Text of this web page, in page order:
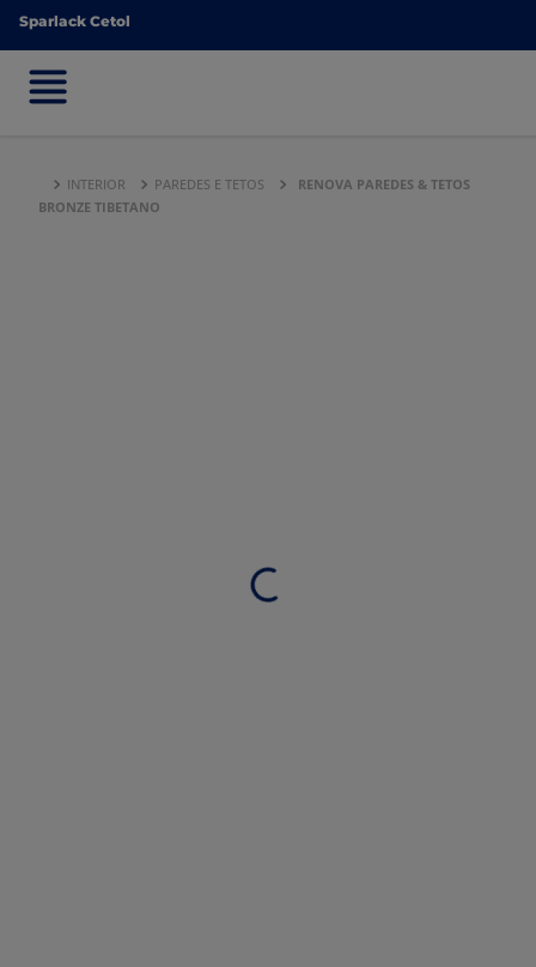
Sparlack Cetol
Sparlack Cetol
INTERIOR PAREDES E TETOS
RENOVA PAREDES & TETOS
BRONZE TIBETANO